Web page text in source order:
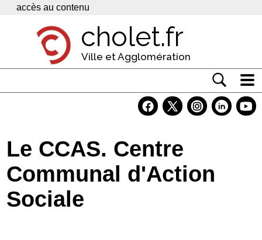
Panneau de gestion des cookies
accès au contenu
cholet.fr
Ville et Agglomération
Economie
Services
Contacts
Le CCAS. Centre
Communal d'Action
Sociale